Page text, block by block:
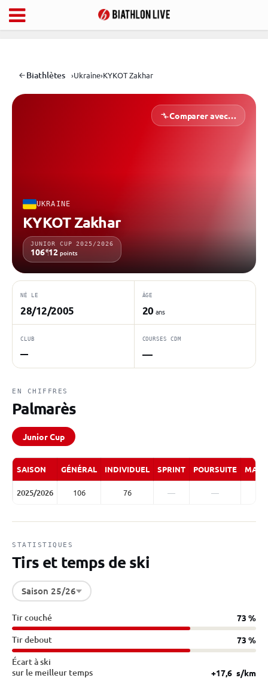
Biathlètes ›Ukraine›KYKOT Zakhar
UKRAINE
KYKOT Zakhar
JUNIOR CUP 2025/2026
106e12 points
Comparer avec…
NÉ LE
28/12/2005
ÂGE
20 ans
CLUB
—
COURSES CDM
—
EN CHIFFRES
Palmarès
Junior Cup
SAISON GÉNÉRAL INDIVIDUEL SPRINT POURSUITE
2025/2026 106 76 — —
STATISTIQUES
Tirs et temps de ski
Saison 25/26
Tir couché 73 %
Tir debout 73 %
Écart à ski
sur le meilleur temps
+17,6 s/km